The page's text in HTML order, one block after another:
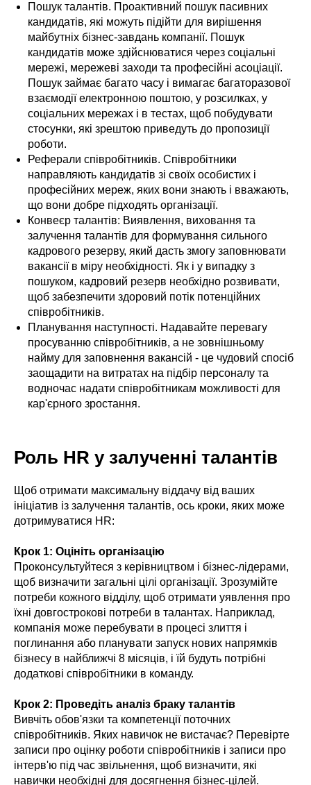
Пошук талантів. Проактивний пошук пасивних
кандидатів, які можуть підійти для вирішення
майбутніх бізнес-завдань компанії. Пошук
кандидатів може здійснюватися через соціальні
мережі, мережеві заходи та професійні асоціації.
Пошук займає багато часу і вимагає багаторазової
взаємодії електронною поштою, у розсилках, у
соціальних мережах і в тестах, щоб побудувати
стосунки, які зрештою приведуть до пропозиції
роботи.
Реферали співробітників. Співробітники
направляють кандидатів зі своїх особистих і
професійних мереж, яких вони знають і вважають,
що вони добре підходять організації.
Конвеєр талантів: Виявлення, виховання та
залучення талантів для формування сильного
кадрового резерву, який дасть змогу заповнювати
вакансії в міру необхідності. Як і у випадку з
пошуком, кадровий резерв необхідно розвивати,
щоб забезпечити здоровий потік потенційних
співробітників.
Планування наступності. Надавайте перевагу
просуванню співробітників, а не зовнішньому
найму для заповнення вакансій - це чудовий спосіб
заощадити на витратах на підбір персоналу та
водночас надати співробітникам можливості для
кар'єрного зростання.
Роль HR у залученні талантів
Щоб отримати максимальну віддачу від ваших
ініціатив із залучення талантів, ось кроки, яких може
дотримуватися HR:
Крок 1: Оцініть організацію
Проконсультуйтеся з керівництвом і бізнес-лідерами,
щоб визначити загальні цілі організації. Зрозумійте
потреби кожного відділу, щоб отримати уявлення про
їхні довгострокові потреби в талантах. Наприклад,
компанія може перебувати в процесі злиття і
поглинання або планувати запуск нових напрямків
бізнесу в найближчі 8 місяців, і їй будуть потрібні
додаткові співробітники в команду.
Крок 2: Проведіть аналіз браку талантів
Вивчіть обов'язки та компетенції поточних
співробітників. Яких навичок не вистачає? Перевірте
записи про оцінку роботи співробітників і записи про
інтерв'ю під час звільнення, щоб визначити, які
навички необхідні для досягнення бізнес-цілей.